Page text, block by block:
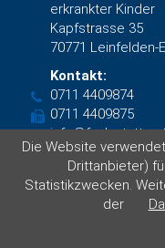
erkrankter Kinder
Kapfstrasse 35
70771 Leinfelden-
Kontakt:
0711 4409874
0711 4409875
info@funk-
Facebook
© F.U.N.K. e.V.
Die Website
Drittanbieter)
Statistikzwecken.
der